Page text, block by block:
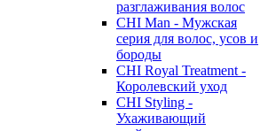
разглаживания волос
CHI Man - Мужская
серия для волос, усов и
бороды
CHI Royal Treatment -
Королевский уход
CHI Styling -
Ухаживающий